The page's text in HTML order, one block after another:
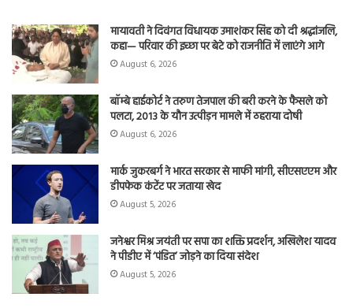
मायावती ने दिवंगत विधायक उमाशंकर सिंह को दी श्रद्धांजलि,
कहा— परिवार की इच्छा पर बेटे को राजनीति में लाएंगे आगे
August 6, 2026
बॉम्बे हाईकोर्ट ने तरुण तेजपाल की बरी करने के फैसले को
पलटा, 2013 के यौन उत्पीड़न मामले में ठहराया दोषी
August 6, 2026
मार्क जुकरबर्ग ने भारत सरकार से माफी मांगी, सीएसएएम और
डीपफेक कंटेंट पर जताया खेद
August 5, 2026
जनेश्वर मिश्र जयंती पर सपा का शक्ति प्रदर्शन, अखिलेश यादव
ने पीडीए में ‘पंडित’ जोड़ने का दिया संदेश
August 5, 2026